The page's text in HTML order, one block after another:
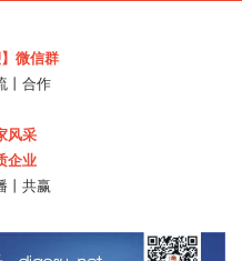
微信群
丨合作
风采
企业
丨共赢